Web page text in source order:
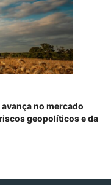
no mercado
geopolíticos e da